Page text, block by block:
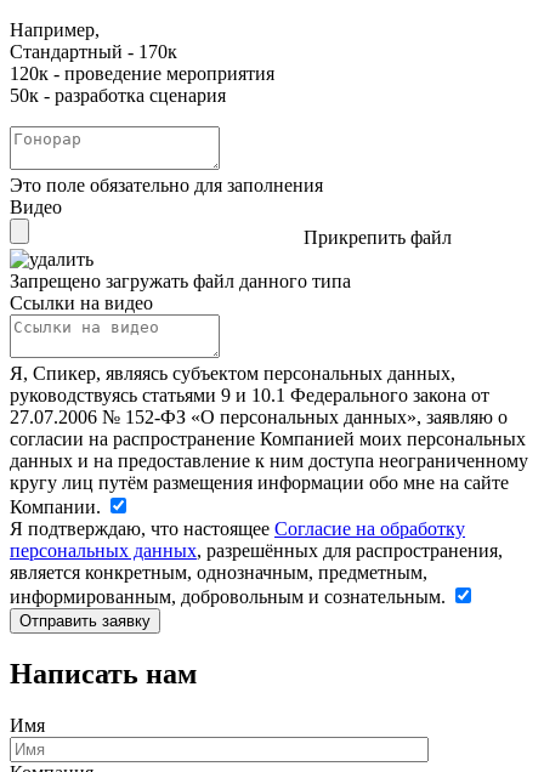
Например,
Стандартный - 170к
120к - проведение мероприятия
50к - разработка сценария
Это поле обязательно для заполнения
Видео
Прикрепить файл
Запрещено загружать файл данного типа
Ссылки на видео
Я, Спикер, являясь субъектом персональных данных,
руководствуясь статьями 9 и 10.1 Федерального закона от
27.07.2006 № 152-ФЗ «О персональных данных», заявляю о
согласии на распространение Компанией моих персональных
данных и на предоставление к ним доступа неограниченному
кругу лиц путём размещения информации обо мне на сайте
Компании.
Я подтверждаю, что настоящее Согласие на обработку
персональных данных, разрешённых для распространения,
является конкретным, однозначным, предметным,
информированным, добровольным и сознательным.
Написать нам
Имя